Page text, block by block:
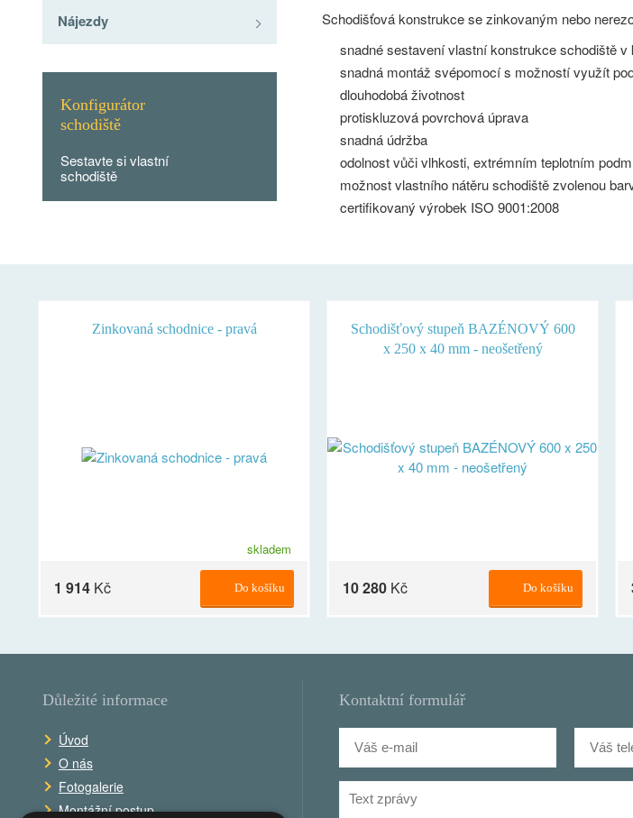
Schodišťová konstrukce se zinkovaným nebo
snadné sestavení vlastní konstrukce schodiště v
snadná montáž svépomocí s možností využít
dlouhodobá životnost
protiskluzová povrchová úprava
snadná údržba
odolnost vůči vlhkosti, extrémním teplotním
možnost vlastního nátěru schodiště zvolenou
certifikovaný výrobek ISO 9001:2008
Nájezdy
Konfigurátor
schodiště
Sestavte si vlastní
schodiště
Zinkovaná schodnice - pravá
skladem
Do košíku
1 914 Kč
Schodišťový stupeň BAZÉNOVÝ 600
x 250 x 40 mm - neošetřený
Do košíku
10 280 Kč
Důležité informace
Úvod
O nás
Fotogalerie
Montážní postup
Kontaktní formulář